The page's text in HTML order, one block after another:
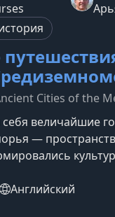
Cities of the
величайшие
—
курс
историческое
Английский